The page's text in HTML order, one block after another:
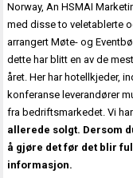
Norway, An HSMAI
med disse to veletablerte
arrangert Møte- og
dette har blitt en av de
året. Her har hotellkjeder,
konferanse leverandører
fra bedriftsmarkedet. Vi
allerede solgt. Dersom
å gjøre det før det blir
informasjon.